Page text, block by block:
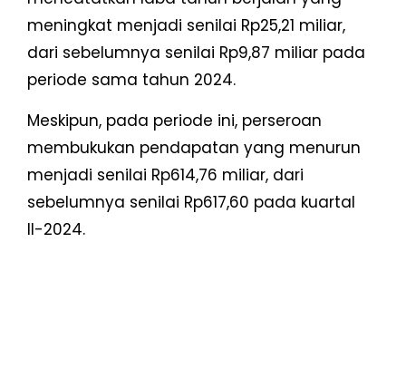
meningkat menjadi senilai Rp25,21 miliar,
dari sebelumnya senilai Rp9,87 miliar pada
periode sama tahun 2024.
Meskipun, pada periode ini, perseroan
membukukan pendapatan yang menurun
menjadi senilai Rp614,76 miliar, dari
sebelumnya senilai Rp617,60 pada kuartal
II-2024.